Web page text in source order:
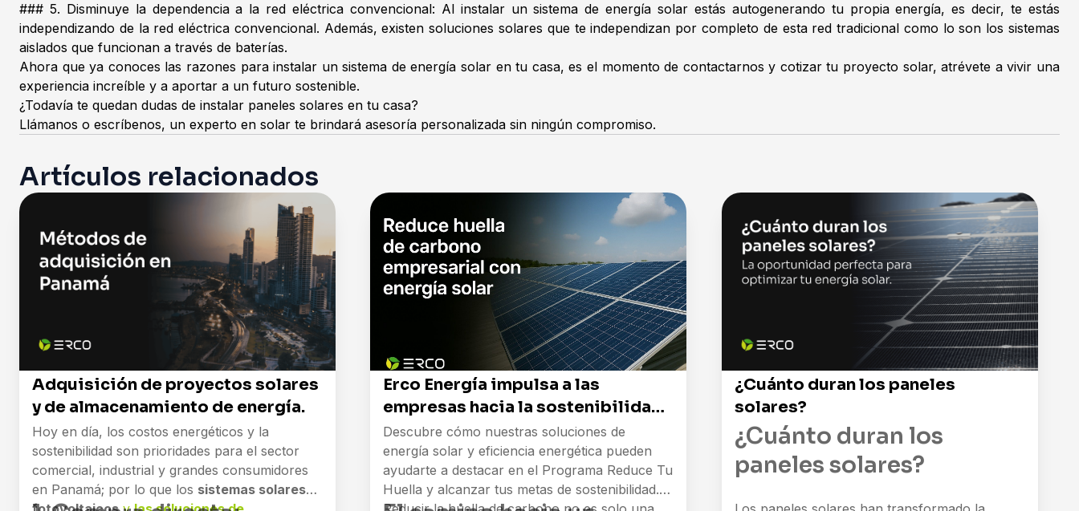
### 5. Disminuye la dependencia a la red eléctrica convencional: Al instalar un sistema de energía solar estás autogenerando tu propia energía, es decir, te estás
independizando de la red eléctrica convencional. Además, existen soluciones solares que te independizan por completo de esta red tradicional como lo son los sistemas
aislados que funcionan a través de baterías.
Ahora que ya conoces las razones para instalar un sistema de energía solar en tu casa, es el momento de contactarnos y cotizar tu proyecto solar, atrévete a vivir una
experiencia increíble y a aportar a un futuro sostenible.
¿Todavía te quedan dudas de instalar paneles solares en tu casa?
Llámanos o escríbenos, un experto en solar te brindará asesoría personalizada sin ningún compromiso.
Artículos relacionados
Adquisición de proyectos solares
y de almacenamiento de energía.
Hoy en día, los costos energéticos y la
sostenibilidad son prioridades para el sector
comercial, industrial y grandes consumidores
en Panamá; por lo que los sistemas solares
Erco Energía impulsa a las
empresas hacia la sostenibilidad
con Reduce Tu Huella
Descubre cómo nuestras soluciones de
energía solar y eficiencia energética pueden
ayudarte a destacar en el Programa Reduce Tu
Huella y alcanzar tus metas de sostenibilidad.
¿Cuánto duran los paneles
solares?
¿Cuánto duran los
paneles solares?